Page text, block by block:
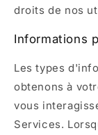
droits de nos
Informations
Les types
obtenons à
vous
Services.